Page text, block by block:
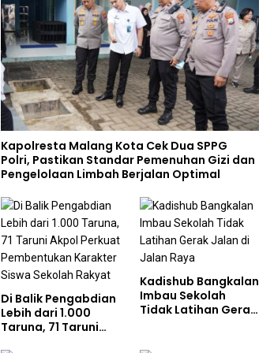
Kapolresta Malang Kota Cek Dua SPPG
Polri, Pastikan Standar Pemenuhan Gizi dan
Pengelolaan Limbah Berjalan Optimal
Di Balik Pengabdian
Lebih dari 1.000
Taruna, 71 Taruni
Kadishub Bangkalan
Imbau Sekolah
Tidak Latihan Gerak